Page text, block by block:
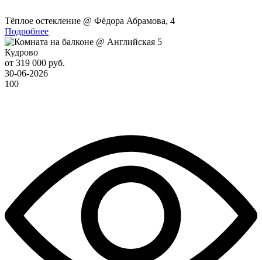
Тёплое остекление @ Фёдора Абрамова, 4
Подробнее
Кудрово
от 319 000 руб.
30-06-2026
100